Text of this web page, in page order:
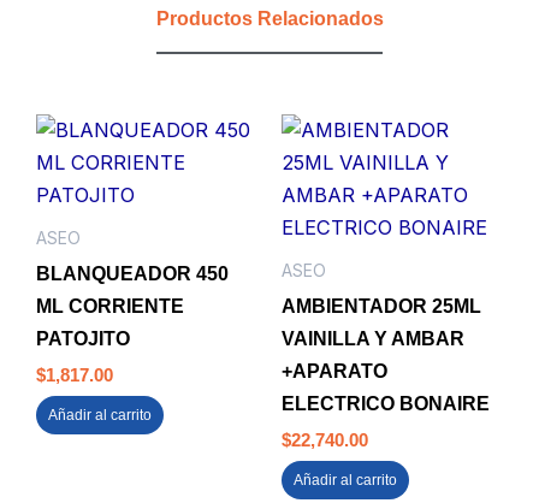
Productos Relacionados
ASEO
BLANQUEADOR 450
ML CORRIENTE
PATOJITO
$1,817.00
Añadir al carrito
ASEO
AMBIENTADOR 25ML
VAINILLA Y AMBAR
+APARATO
ELECTRICO BONAIRE
$22,740.00
Añadir al carrito